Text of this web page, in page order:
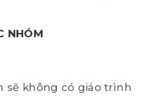
NHÓM
sẽ không có giáo trình